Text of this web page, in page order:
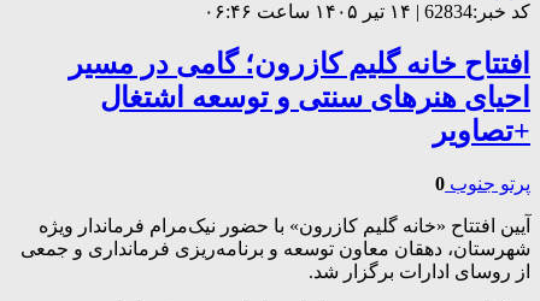
کد خبر:62834 | ۱۴ تیر ۱۴۰۵ ساعت ۰۶:۴۶
افتتاح خانه گلیم کازرون؛ گامی در مسیر
احیای هنرهای سنتی و توسعه اشتغال
+تصاویر
پرتو جنوب 0
آیین افتتاح «خانه گلیم کازرون» با حضور نیک‌مرام فرماندار ویژه
شهرستان، دهقان معاون توسعه و برنامه‌ریزی فرمانداری و جمعی
از روسای ادارات برگزار شد.